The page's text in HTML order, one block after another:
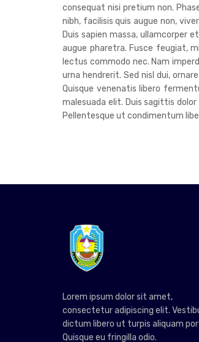
consequat nisi pretium non.
nibh, facilisis quis augue non,
Duis sapien massa, ullamcorper
augue pharetra. Fusce feugiat,
lectus commodo nec. Nam
urna hendrerit. Sed nisl dui,
Quisque venenatis libero
malesuada elit. Duis sagittis
Pellentesque ut condimentum
Lorem ipsum dolor sit amet,
consectetur adipiscing elit.
dictum libero ut turpis aliquam
Quisque eu fringilla odio.